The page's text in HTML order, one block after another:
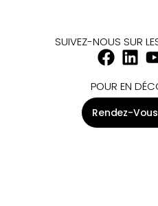
SUIVEZ-NOUS SUR
POUR EN
Rendez-